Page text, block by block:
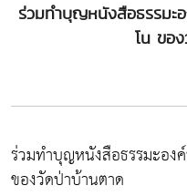
ร่วมทำบุญหนังสือธรรม
โน ขอ
ร่วมทำบุญหนังสือธรรมะอ
ของวัดป่าบ้านตาด